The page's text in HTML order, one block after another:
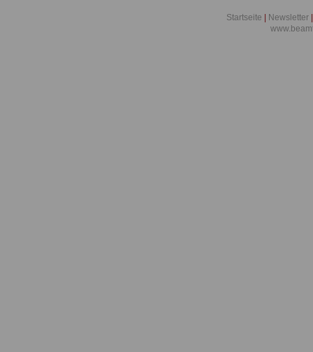
Widerspruch
Startseite Newsletter